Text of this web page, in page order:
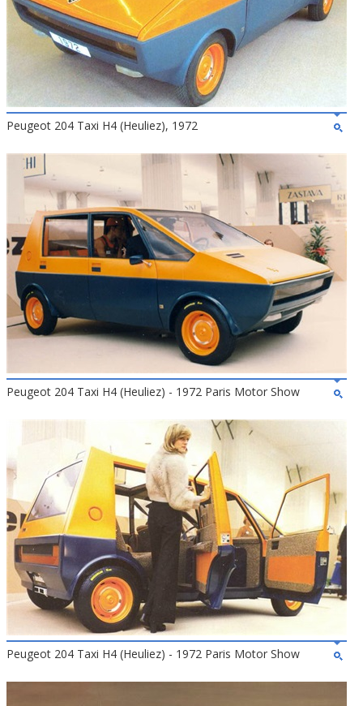
Peugeot 204 Taxi H4 (Heuliez), 1972
Peugeot 204 Taxi H4 (Heuliez) - 1972 Paris Motor Show
Peugeot 204 Taxi H4 (Heuliez) - 1972 Paris Motor Show